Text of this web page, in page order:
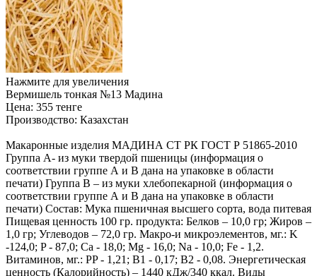
Нажмите для увеличения
Вермишель тонкая №13 Мадина
Цена: 355 тенге
Производство: Казахстан
Макаронные изделия МАДИНА СТ РК ГОСТ Р 51865-2010
Группа А- из муки твердой пшеницы (информация о
соответствии группе А и В дана на упаковке в области
печати) Группа В – из муки хлебопекарной (информация о
соответствии группе А и В дана на упаковке в области
печати) Состав: Мука пшеничная высшего сорта, вода питевая
Пищевая ценность 100 гр. продукта: Белков – 10,0 гр; Жиров –
1,0 гр; Углеводов – 72,0 гр. Макро-и микроэлементов, мг.: K
-124,0; P - 87,0; Ca - 18,0; Mg - 16,0; Na - 10,0; Fe - 1,2.
Витаминов, мг.: PP - 1,21; B1 - 0,17; B2 - 0,08. Энергетическая
ценность (Калорийность) – 1440 кДж/340 ккал. Виды